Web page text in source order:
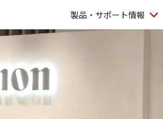
製品・サポート情報